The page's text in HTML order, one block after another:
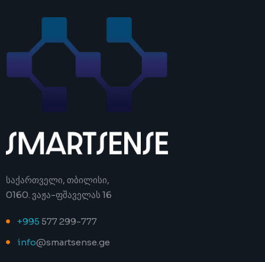
საქართველი, თბილისი,
0160. ვაჟა-ფშაველას 16
+995 577 299-777
info@smartsense.ge